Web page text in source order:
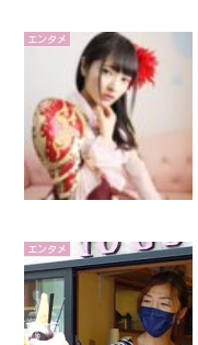
エンタメ
エンタメ